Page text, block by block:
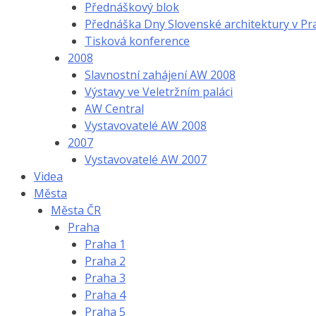
Přednáškový blok
Přednáška Dny Slovenské architektury v
Tisková konference
2008
Slavnostní zahájení AW 2008
Výstavy ve Veletržním paláci
AW Central
Vystavovatelé AW 2008
2007
Vystavovatelé AW 2007
Videa
Města
Města ČR
Praha
Praha 1
Praha 2
Praha 3
Praha 4
Praha 5